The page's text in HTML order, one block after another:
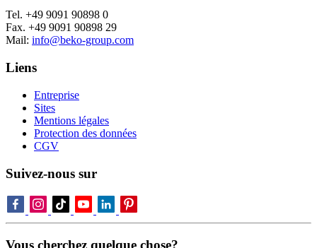
Tel. +49 9091 90898 0
Fax. +49 9091 90898 29
Mail: info@beko-group.com
Liens
Entreprise
Sites
Mentions légales
Protection des données
CGV
Suivez-nous sur
Vous cherchez quelque chose?